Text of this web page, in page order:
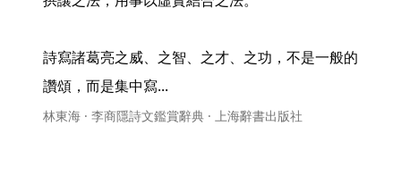
詩寫諸葛亮之威、之智、之才、之功，不是一般的
讚頌，而是集中寫...
林東海 · 李商隱詩文鑑賞辭典 · 上海辭書出版社